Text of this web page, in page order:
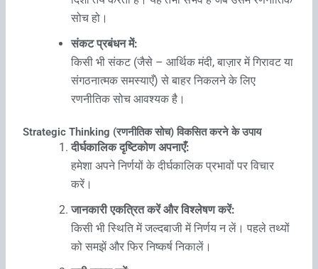
सोच हो।
संकट प्रबंधन में:
किसी भी संकट (जैसे – आर्थिक मंदी, बाज़ार में गिरावट या
संगठनात्मक समस्याएँ) से बाहर निकलने के लिए
रणनीतिक सोच आवश्यक है।
Strategic Thinking (रणनीतिक सोच) विकसित करने के उपाय
दीर्घकालिक दृष्टिकोण अपनाएँ:
हमेशा अपने निर्णयों के दीर्घकालिक प्रभावों पर विचार
करें।
जानकारी एकत्रित करें और विश्लेषण करें:
किसी भी स्थिति में जल्दबाजी में निर्णय न लें। पहले तथ्यों
को समझें और फिर निष्कर्ष निकालें।